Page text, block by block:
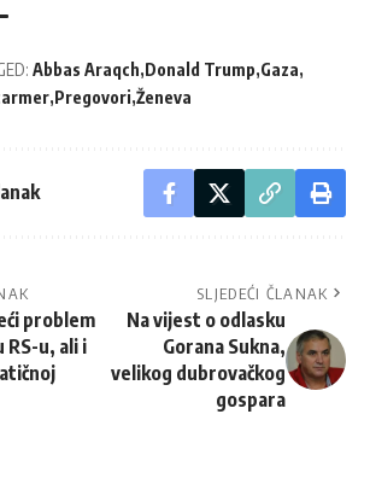
Abbas Araqch Donald Trump Gaza
Pregovori Ženeva
problem
RS-u, ali i
SLJEDEĆI ČLANAK
Na vijest o odlasku
Gorana Sukna,
velikog dubrovačkog
gospara